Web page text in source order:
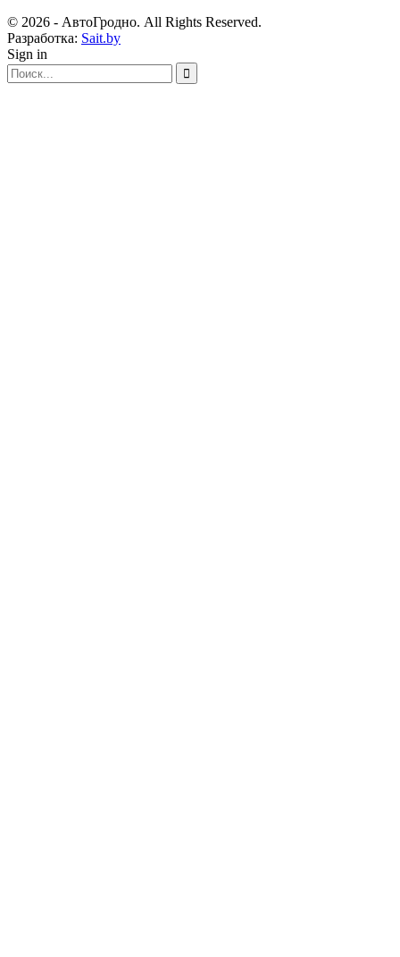
© 2026 - АвтоГродно. All Rights Reserved.
Разработка: Sait.by
Sign in